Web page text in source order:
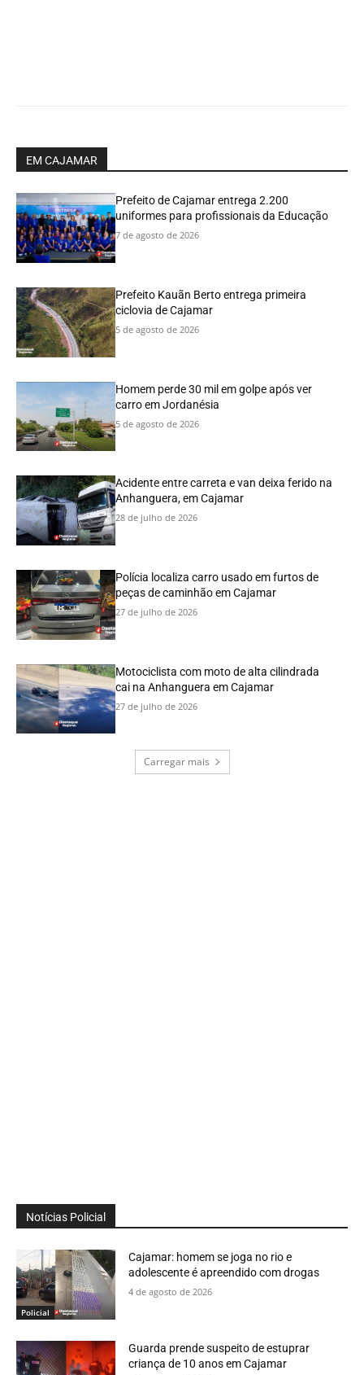
EM CAJAMAR
Prefeito de Cajamar entrega 2.200
uniformes para profissionais da Educação
7 de agosto de 2026
Prefeito Kauãn Berto entrega primeira
ciclovia de Cajamar
5 de agosto de 2026
Homem perde 30 mil em golpe após ver
carro em Jordanésia
5 de agosto de 2026
Acidente entre carreta e van deixa ferido na
Anhanguera, em Cajamar
28 de julho de 2026
Polícia localiza carro usado em furtos de
peças de caminhão em Cajamar
27 de julho de 2026
Motociclista com moto de alta cilindrada
cai na Anhanguera em Cajamar
27 de julho de 2026
Carregar mais
Notícias Policial
Policial
Cajamar: homem se joga no rio e
adolescente é apreendido com drogas
4 de agosto de 2026
Guarda prende suspeito de estuprar
criança de 10 anos em Cajamar